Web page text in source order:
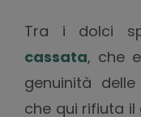
Tra i dolci
cassata, che
genuinità
che qui rifiuta